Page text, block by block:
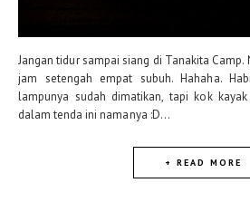
Jangan tidur sampai siang di Tanakita
jam setengah empat subuh. Hahaha.
lampunya sudah dimatikan, tapi kok
dalam tenda ini namanya :D...
+ READ MORE